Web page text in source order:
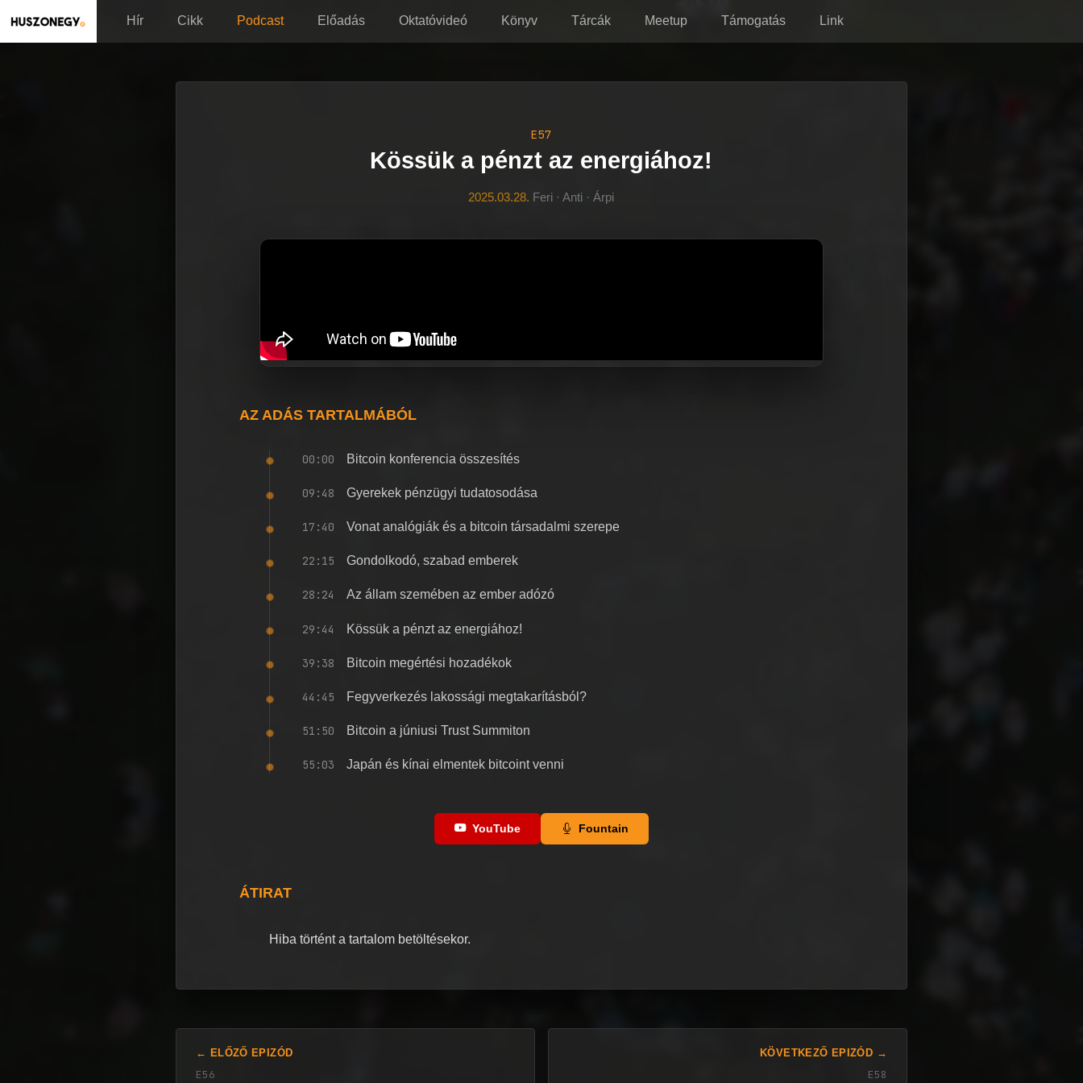
Hír Cikk Podcast Előadás Oktatóvideó Könyv Tárcák Meetup Támogatás Link
E57
Kössük a pénzt az energiához!
2025.03.28. Feri · Anti · Árpi
AZ ADÁS TARTALMÁBÓL
00:00 Bitcoin konferencia összesítés
09:48 Gyerekek pénzügyi tudatosodása
17:40 Vonat analógiák és a bitcoin társadalmi szerepe
22:15 Gondolkodó, szabad emberek
28:24 Az állam szemében az ember adózó
29:44 Kössük a pénzt az energiához!
39:38 Bitcoin megértési hozadékok
44:45 Fegyverkezés lakossági megtakarításból?
51:50 Bitcoin a júniusi Trust Summiton
55:03 Japán és kínai elmentek bitcoint venni
YouTube Fountain
ÁTIRAT
Hiba történt a tartalom betöltésekor.
← ELŐZŐ EPIZÓD
E56
KÖVETKEZŐ EPIZÓD →
E58